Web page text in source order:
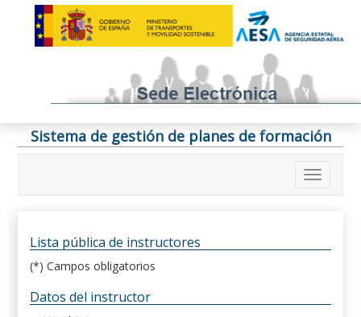
Sistema de gestión de planes de formación
Lista pública de instructores
(*) Campos obligatorios
Datos del instructor